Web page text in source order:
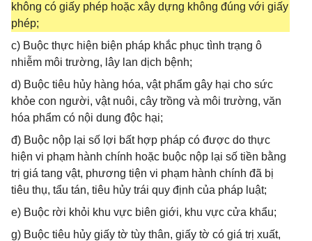
không có giấy phép hoặc xây dựng không đúng với giấy
phép;
c) Buộc thực hiện biện pháp khắc phục tình trạng ô
nhiễm môi trường, lây lan dịch bệnh;
d) Buộc tiêu hủy hàng hóa, vật phẩm gây hại cho sức
khỏe con người, vật nuôi, cây trồng và môi trường, văn
hóa phẩm có nội dung độc hại;
đ) Buộc nộp lại số lợi bất hợp pháp có được do thực
hiện vi phạm hành chính hoặc buộc nộp lại số tiền bằng
trị giá tang vật, phương tiện vi phạm hành chính đã bị
tiêu thụ, tẩu tán, tiêu hủy trái quy định của pháp luật;
e) Buộc rời khỏi khu vực biên giới, khu vực cửa khẩu;
g) Buộc tiêu hủy giấy tờ tùy thân, giấy tờ có giá trị xuất,